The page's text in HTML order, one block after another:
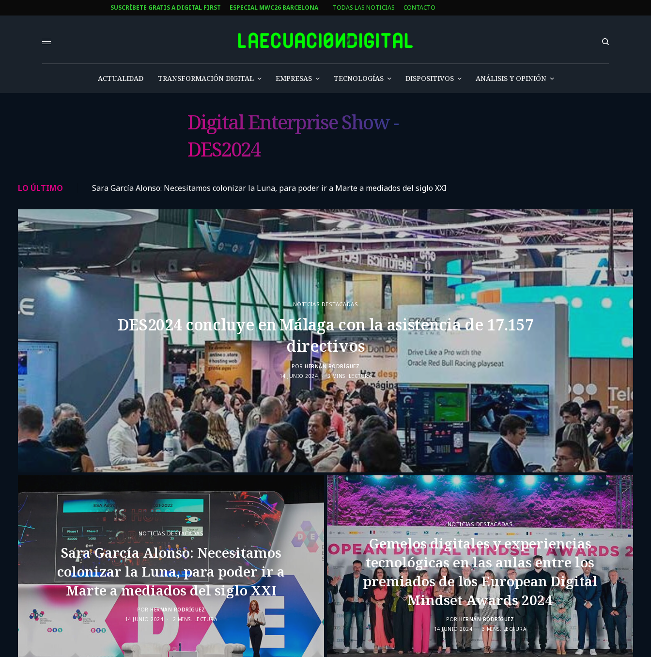
SUSCRÍBETE GRATIS A DIGITAL FIRST ESPECIAL MWC26 BARCELONA TODAS LAS NOTICIAS CONTACTO
ACTUALIDAD TRANSFORMACIÓN DIGITAL EMPRESAS TECNOLOGÍAS DISPOSITIVOS ANÁLISIS Y OPINIÓN
Digital Enterprise Show -
DES2024
LO ÚLTIMO Sara García Alonso: Necesitamos colonizar la Luna, para poder ir a Marte a mediados del siglo XXI
NOTICIAS DESTACADAS
DES2024 concluye en Málaga con la asistencia de 17.157
directivos
POR HERNÁN RODRÍGUEZ
14 JUNIO 2024
3 MINS. LECTURA
NOTICIAS DESTACADAS
Sara García Alonso: Necesitamos
colonizar la Luna, para poder ir a
Marte a mediados del siglo XXI
POR HERNÁN RODRÍGUEZ
14 JUNIO 2024
2 MINS. LECTURA
NOTICIAS DESTACADAS
Gemelos digitales y experiencias
tecnológicas en las aulas entre los
premiados de los European Digital
Mindset Awards 2024
POR HERNÁN RODRÍGUEZ
14 JUNIO 2024
3 MINS. LECTURA